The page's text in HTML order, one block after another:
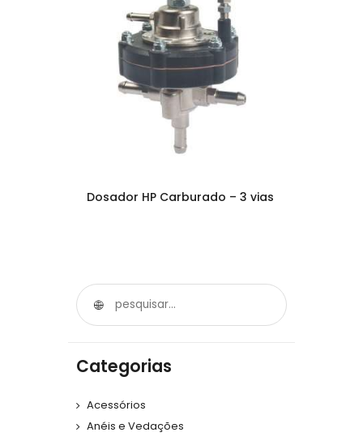
Dosador HP Carburado – 3 vias
Categorias
Acessórios
Anéis e Vedações